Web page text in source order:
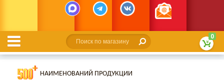
0
НАИМЕНОВАНИЙ ПРОДУКЦИИ